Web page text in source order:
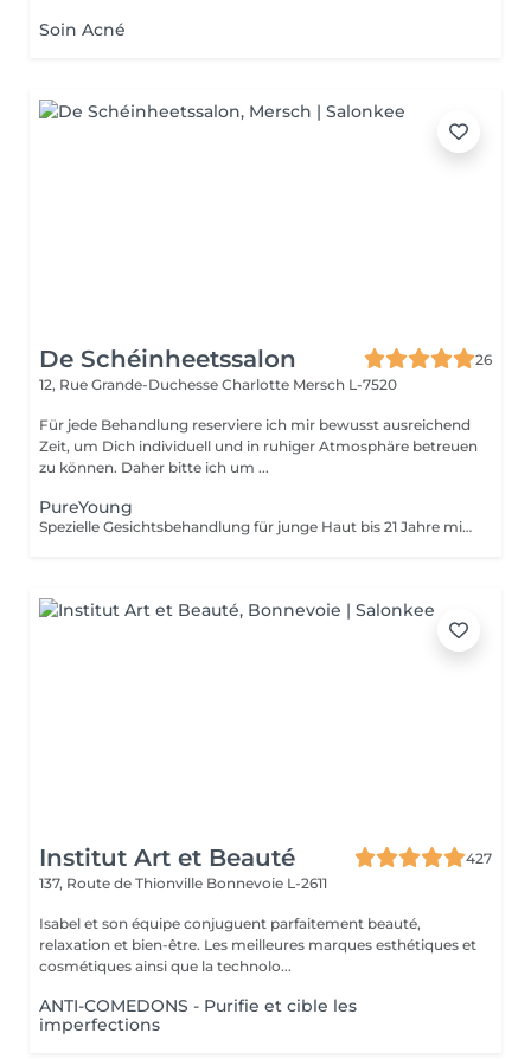
Soin Acné
De Schéinheetssalon
26
12, Rue Grande-Duchesse Charlotte Mersch L-7520
Für jede Behandlung reserviere ich mir bewusst ausreichend
Zeit, um Dich individuell und in ruhiger Atmosphäre betreuen
zu können. Daher bitte ich um ...
PureYoung
Spezielle Gesichtsbehandlung für junge Haut bis 21 Jahre mit Fokus auf gründliche Ausreinigung und Hautklärung.
Institut Art et Beauté
427
137, Route de Thionville Bonnevoie L-2611
Isabel et son équipe conjuguent parfaitement beauté,
relaxation et bien-être. Les meilleures marques esthétiques et
cosmétiques ainsi que la technolo...
ANTI-COMEDONS - Purifie et cible les
imperfections